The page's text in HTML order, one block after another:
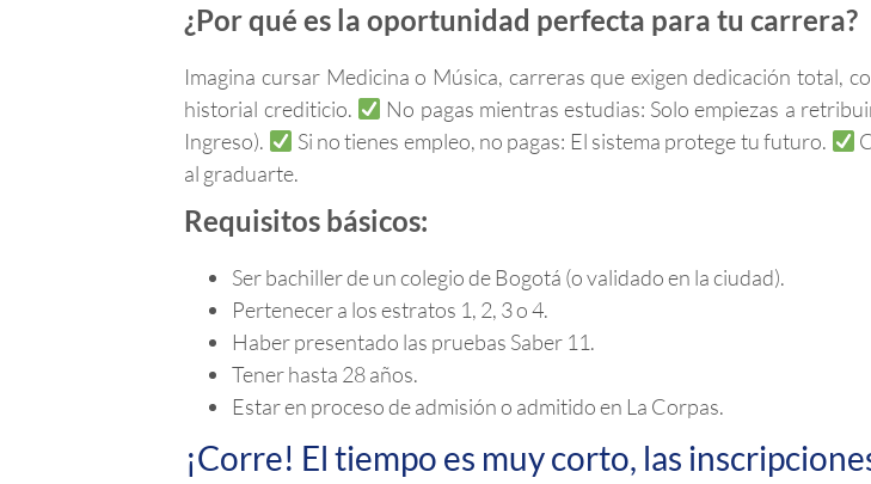
¿Por qué es la oportunidad perfecta para tu carrera?
Imagina cursar Medicina o Música, carreras que exigen dedicación total,
historial crediticio.
No pagas mientras estudias: Solo empiezas a
Ingreso).
Si no tienes empleo, no pagas: El sistema protege tu futuro.
al graduarte.
Requisitos básicos:
Ser bachiller de un colegio de Bogotá (o validado en la ciudad).
Pertenecer a los estratos 1, 2, 3 o 4.
Haber presentado las pruebas Saber 11.
Tener hasta 28 años.
Estar en proceso de admisión o admitido en La Corpas.
¡Corre! El tiempo es muy corto, las